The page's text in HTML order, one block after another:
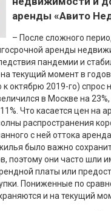
аренды «Авито
– После сложного
аренды
пандемии и
на текущий момент в
к октябрю 2019-го) спрос
в Москве на 23%,
Что касается цен на
распространения
с ней оттока
было важно
поэтому они часто шли
платы или
Пониженные по
и на текущий